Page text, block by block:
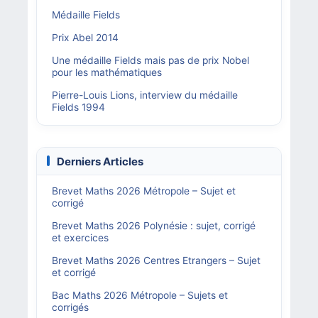
Médaille Fields
Prix Abel 2014
Une médaille Fields mais pas de prix Nobel
pour les mathématiques
Pierre-Louis Lions, interview du médaille
Fields 1994
Derniers Articles
Brevet Maths 2026 Métropole – Sujet et
corrigé
Brevet Maths 2026 Polynésie : sujet, corrigé
et exercices
Brevet Maths 2026 Centres Etrangers – Sujet
et corrigé
Bac Maths 2026 Métropole – Sujets et
corrigés